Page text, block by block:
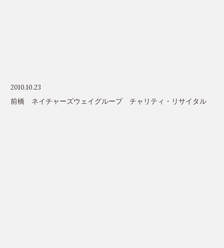
2010.10.23
前橋 ネイチャーズウェイグループ チャリティ・リサイタル